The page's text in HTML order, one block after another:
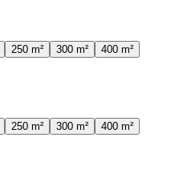
250 m² 300 m²
400 m²
250 m² 300 m²
400 m²